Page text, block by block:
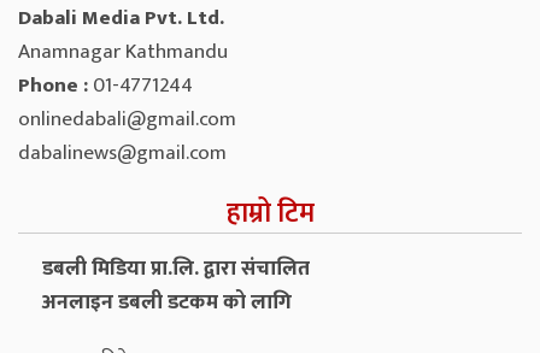
Dabali Media Pvt. Ltd.
Anamnagar Kathmandu
Phone :01-4771244
onlinedabali@gmail.com
dabalinews@gmail.com
हाम्रो टिम
डबली मिडिया प्रा.लि. द्वारा संचालित
अनलाइन डबली डटकम को लागि